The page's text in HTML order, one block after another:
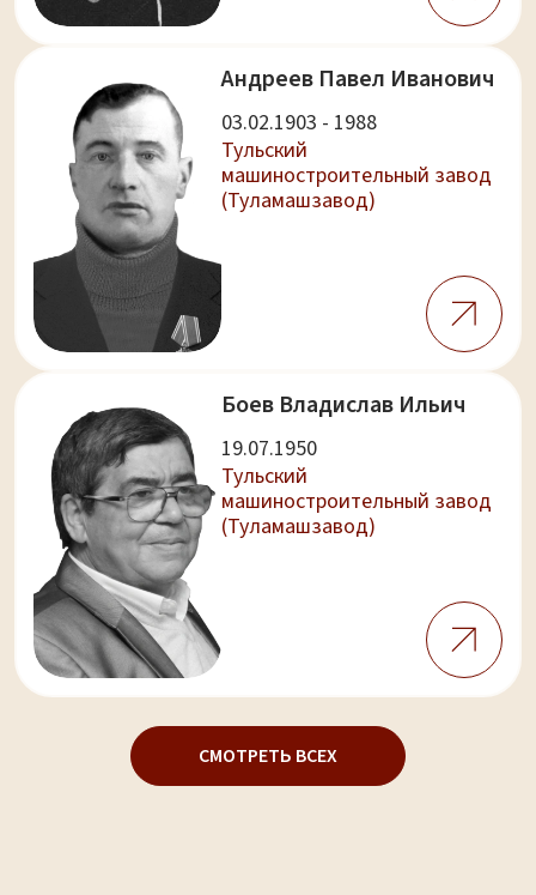
Андреев Павел Иванович
03.02.1903 - 1988
Тульский
машиностроительный завод
(Туламашзавод)
Боев Владислав Ильич
19.07.1950
Тульский
машиностроительный завод
(Туламашзавод)
СМОТРЕТЬ ВСЕХ